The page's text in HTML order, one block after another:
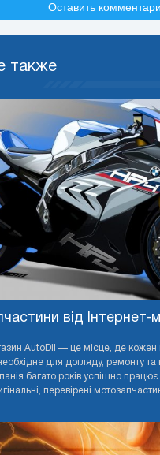
Оставить
также
від Інтернет-
AutoDil — це місце, де
для догляду, ремонту та
багато років успішно
перевірені